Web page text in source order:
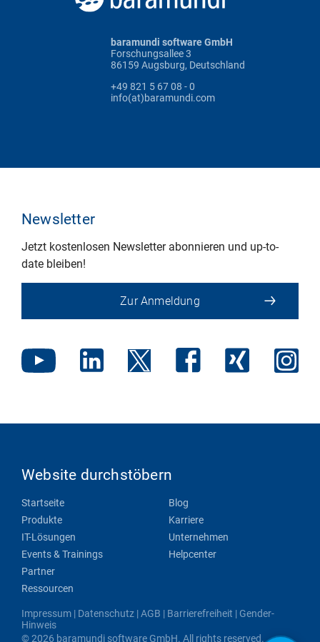
baramundi software GmbH
Forschungsallee 3
86159 Augsburg, Deutschland
+49 821 5 67 08 - 0
info(at)baramundi.com
Newsletter
Jetzt kostenlosen Newsletter abonnieren und up-to-
date bleiben!
Zur Anmeldung
Website durchstöbern
Startseite
Produkte
IT-Lösungen
Events & Trainings
Partner
Ressourcen
Blog
Karriere
Unternehmen
Helpcenter
Impressum | Datenschutz |AGB | Barrierefreiheit | Gender-
Hinweis
© 2026 baramundi software GmbH. All rights reserved.